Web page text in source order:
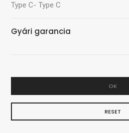
Type C- Type C
Gyári garancia
OK
RESET